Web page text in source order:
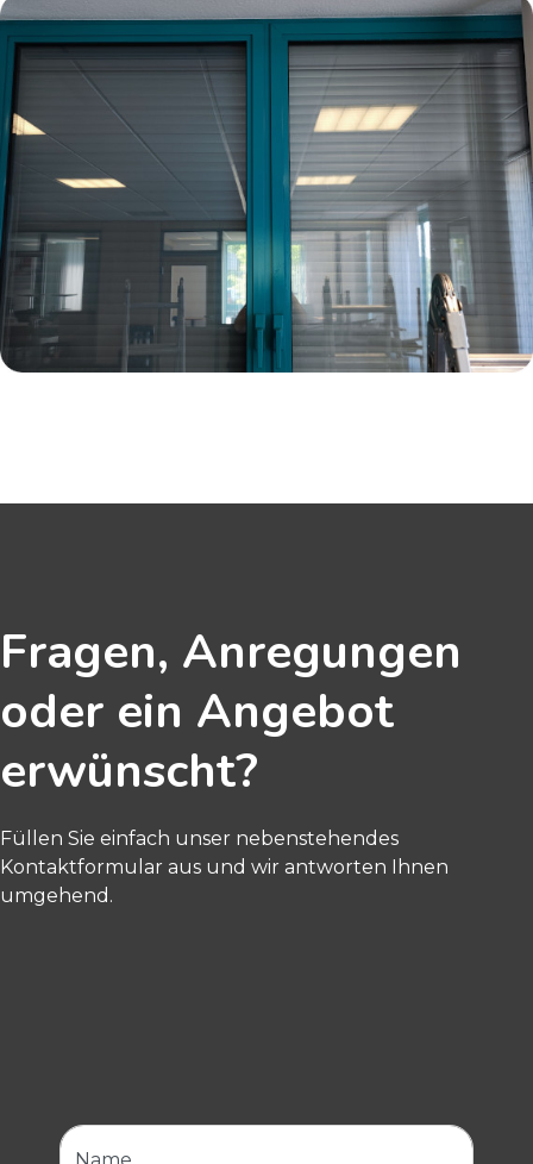
Fragen, Anregungen
oder ein Angebot
erwünscht?
Füllen Sie einfach unser nebenstehendes
Kontaktformular aus und wir antworten Ihnen
umgehend.